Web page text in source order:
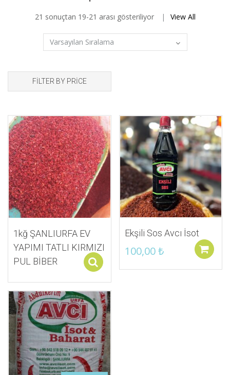
21 sonuçtan 19-21 arası gösteriliyor View All
FILTER BY PRICE
1kğ ŞANLIURFA EV
YAPIMI TATLI KIRMIZI
PUL BİBER
İstek Listeme Ekle
Ekşili Sos Avcı İsot
100,00₺
İstek Listeme Ekle
İstek Listeme Ekle